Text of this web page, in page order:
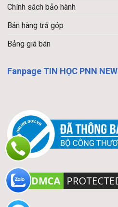
Chính sách bảo hành
Bán hàng trả góp
Bảng giá bán
Fanpage TIN HỌC PNN NEW